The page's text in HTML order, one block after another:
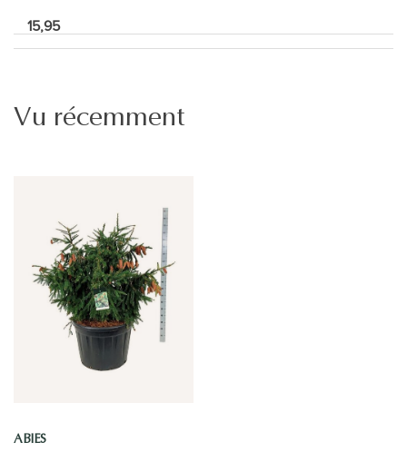
15,95
Vu récemment
ABIES